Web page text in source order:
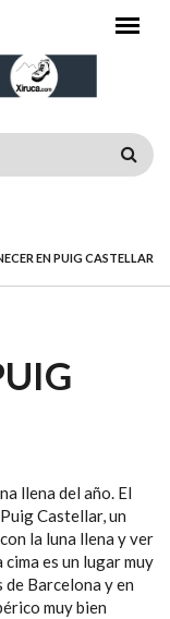
EN PUIG CASTELLAR
llena del año. El
Castellar, un
la luna llena y ver
cima es un lugar muy
Barcelona y en
muy bien